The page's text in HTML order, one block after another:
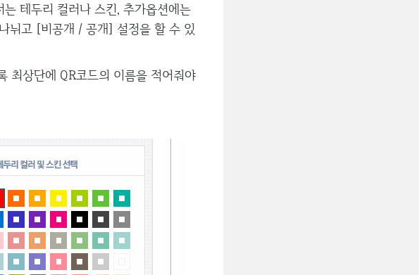
테두리 컬러나 스킨, 추가옵션에는
뉘고 [비공개 / 공개] 설정을 할 수 있
최상단에 QR코드의 이름을 적어줘야